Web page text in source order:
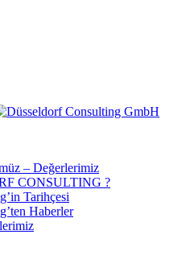
– Değerlerimiz
CONSULTING ?
Tarihçesi
Haberler